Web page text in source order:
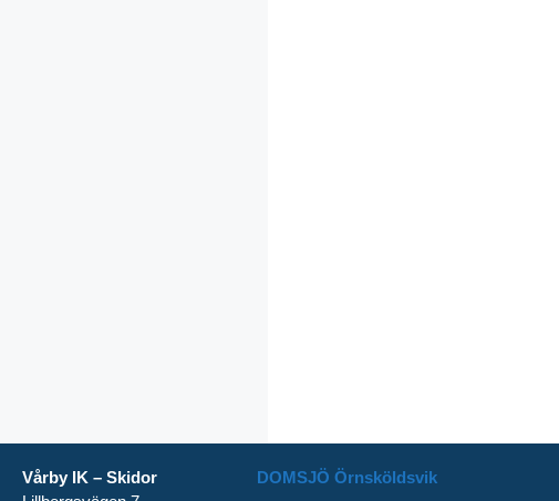
Vårby IK – Skidor
DOMSJÖ Örnsköldsvik